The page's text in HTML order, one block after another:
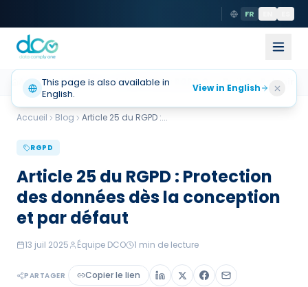
FR
Accueil Actualités Article 25 Du RGPD Que Doit On Retenir
Accueil Blog Article 25 du RGPD :...
RGPD
Article 25 du RGPD : Protection
des données dès la conception
et par défaut
13 juil 2025 Équipe DCO 1 min de lecture
PARTAGER Copier le lien
This page is also available in
English.
View in English